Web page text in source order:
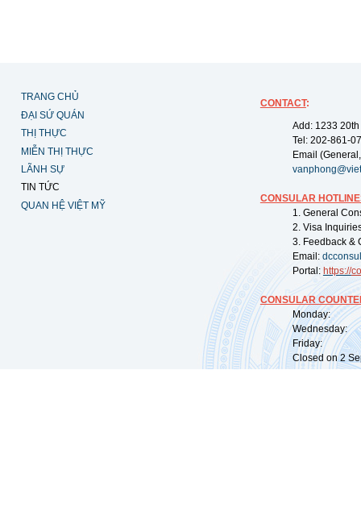
TRANG CHỦ
ĐẠI SỨ QUÁN
THỊ THỰC
MIỄN THỊ THỰC
LÃNH SỰ
TIN TỨC
QUAN HỆ VIỆT MỸ
CONTACT:
Add: 1233
Tel: 202-861-
Email
CONSULAR
1. General
2. Visa
3. Feedback &
Email:
Portal: https://
CONSULAR
Monday:
Wednesday:
Friday:
Closed on 2